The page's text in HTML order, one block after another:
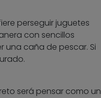
perseguir juguetes
con sencillos
una caña de pescar. Si
será pensar como un